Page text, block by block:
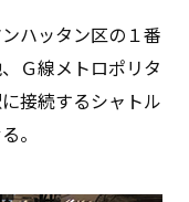
ハッタン区の１番
Ｇ線メトロポリタ
接続するシャトル
。